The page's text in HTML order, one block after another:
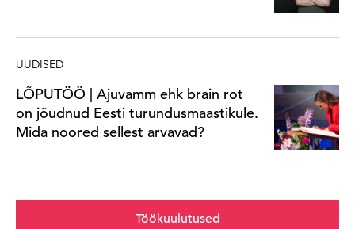
UUDISED
LÕPUTÖÖ | Ajuvamm ehk brain rot
on jõudnud Eesti turundusmaastikule.
Mida noored sellest arvavad?
Töökuulutused